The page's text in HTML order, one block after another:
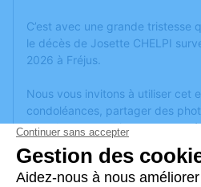
C’est avec une grande tristesse
le décès de Josette CHELPI
2026 à Fréjus.
Nous vous invitons à utiliser cet
condoléances, partager des
anecdote ou exprimer vos
ou des textes. Cet endroit est
honorer la mémoire de Josette